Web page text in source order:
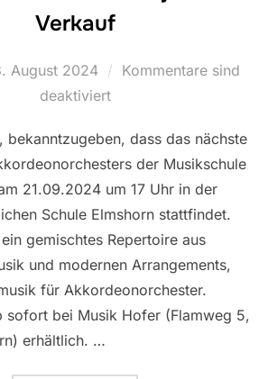
Verkauf
August 2024
Kommentare sind
deaktiviert
bekanntzugeben, dass das nächste
der Musikschule
21.09.2024 um 17 Uhr in der
Schule Elmshorn stattfindet.
gemischtes Repertoire aus
und modernen Arrangements,
für Akkordeonorchester.
sofort bei Musik Hofer (Flamweg 5,
erhältlich. …